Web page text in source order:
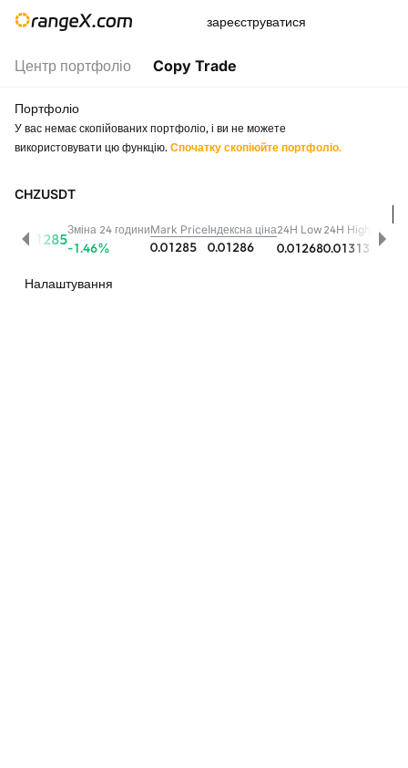
зареєструватися
Центр портфоліо Copy Trade
Портфоліо
У вас немає скопійованих портфоліо, і ви не можете
використовувати цю функцію. Спочатку скопіюйте портфоліо.
CHZUSDT
0.01285
Зміна 24 години
-1.46%
Mark Price
0.01285
Індексна ціна
0.01286
24H Low
0.01268
24H High
0.01313
Обсяг
Налаштування